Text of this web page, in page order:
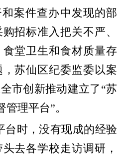
案件查办中发现的部
招标准入把关不严、
堂卫生和食材质量存
苏仙区纪委监委以案
市创新推动建立了“苏
管理平台”。
台时，没有现成的经验
去各学校走访调研，